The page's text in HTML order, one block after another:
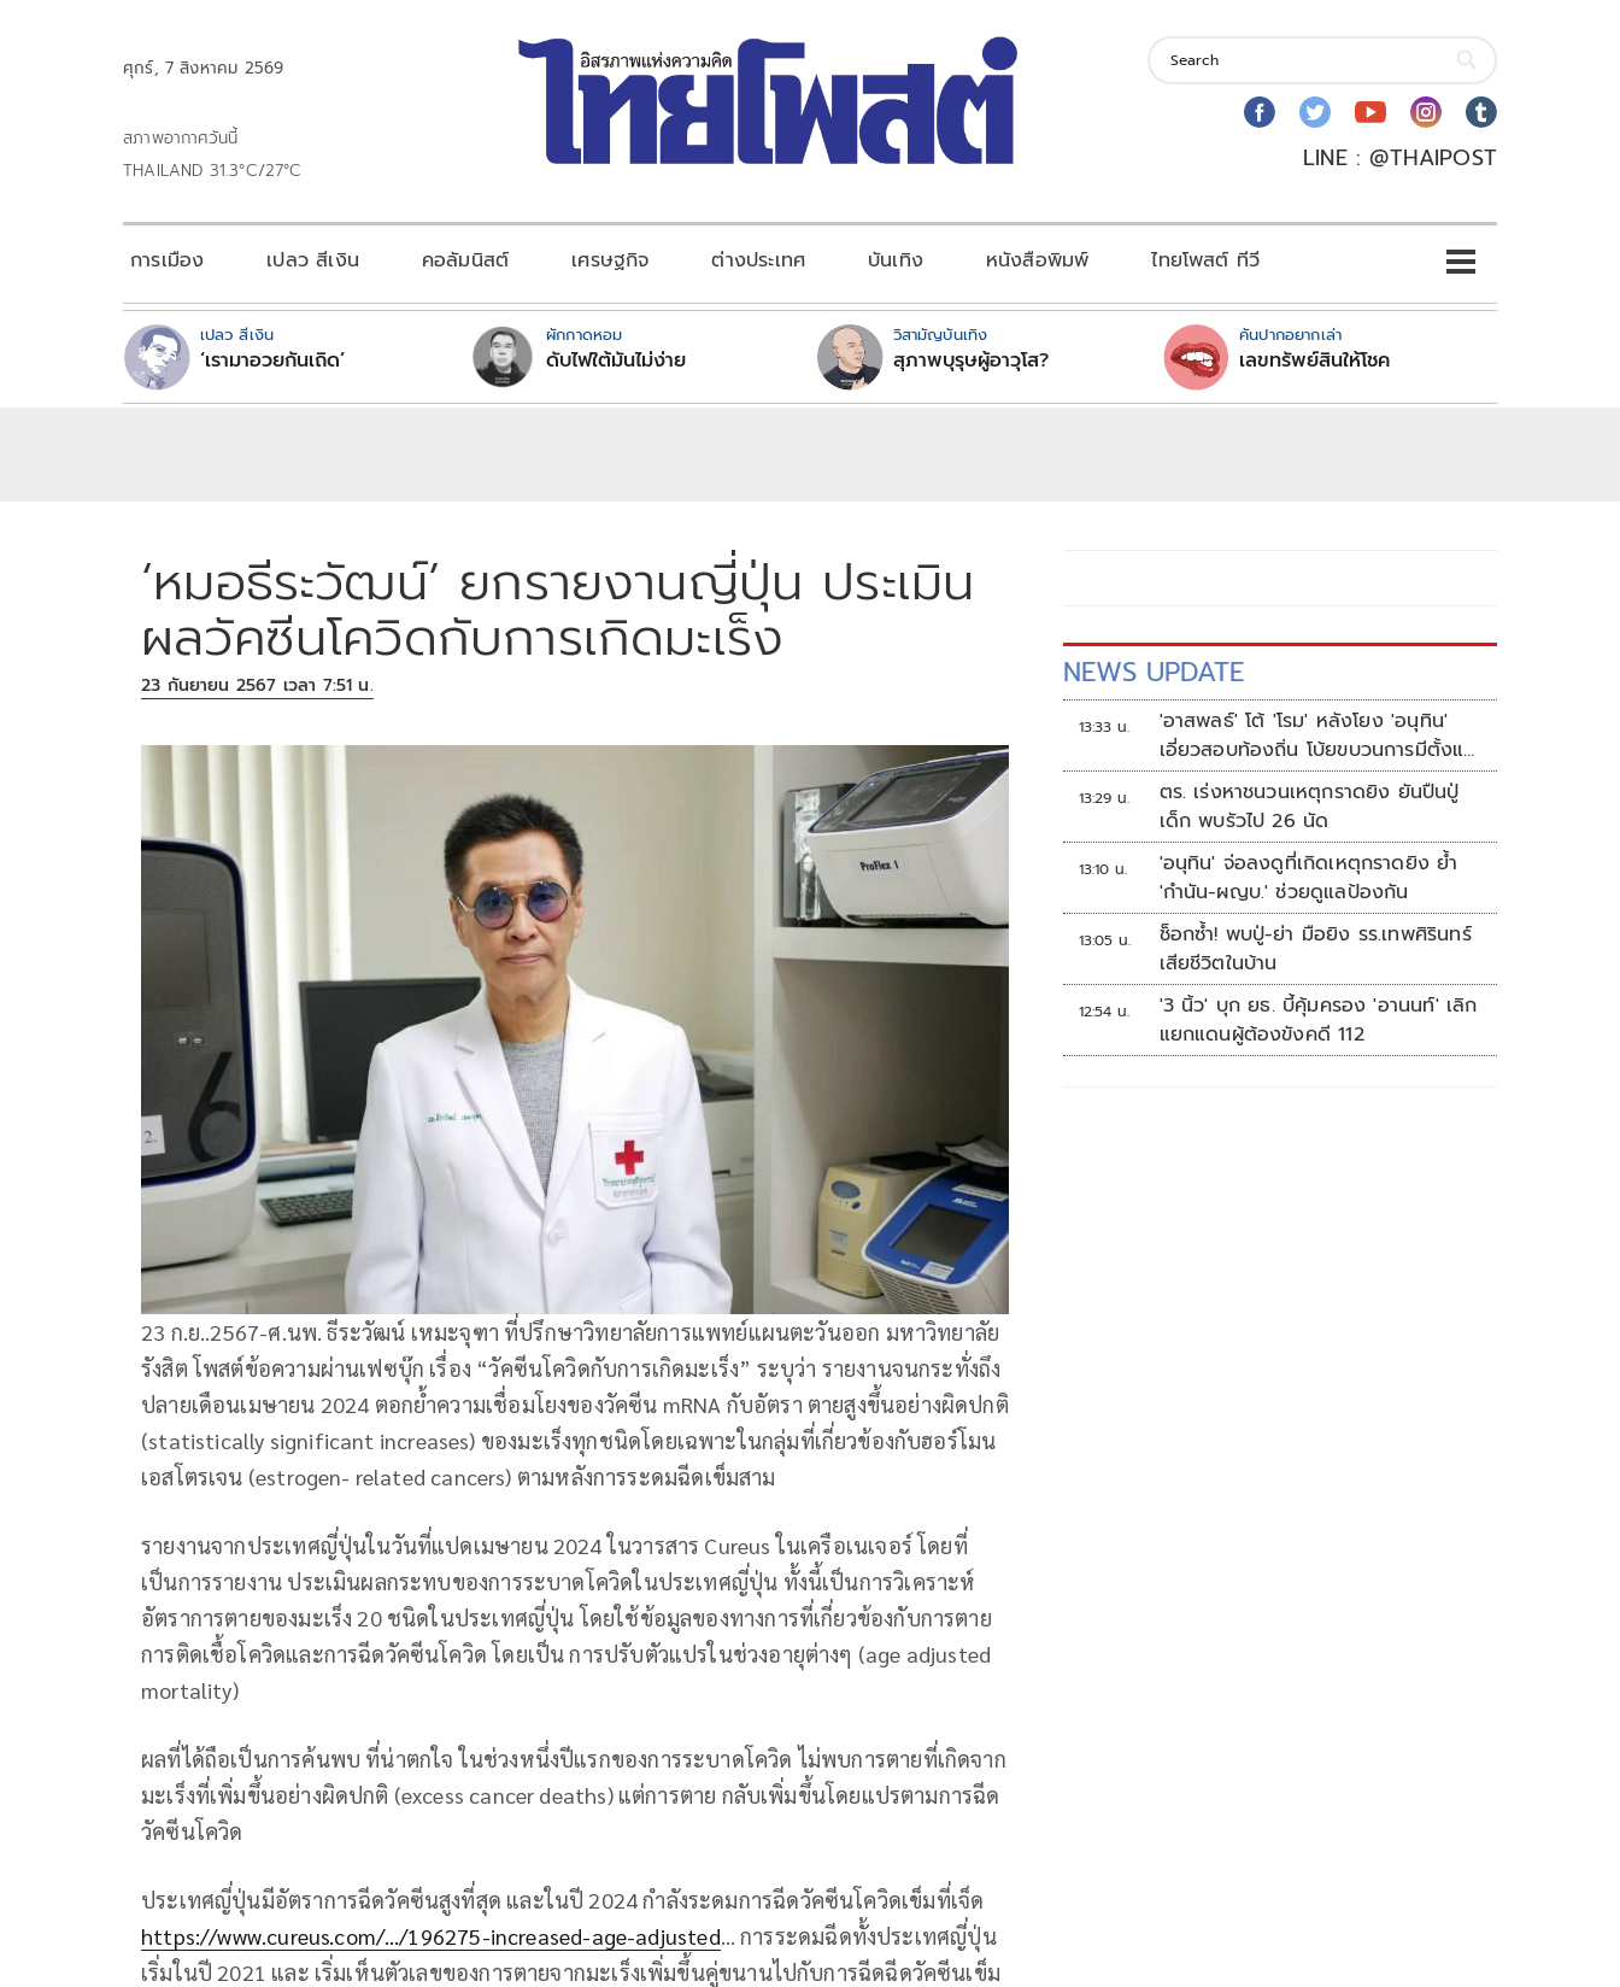
ศุกร์, 7 สิงหาคม 2569
สภาพอากาศวันนี้
THAILAND 31.3°C/27°C
LINE : @THAIPOST
การเมือง เปลว สีเงิน คอลัมนิสต์ เศรษฐกิจ ต่างประเทศ บันเทิง หนังสือพิมพ์ ไทยโพสต์ ทีวี
เปลว สีเงิน
‘เรามาอวยกันเถิด’
ผักกาดหอม
ดับไฟใต้มันไม่ง่าย
วิสามัญบันเทิง
สุภาพบุรุษผู้อาวุโส?
คันปากอยากเล่า
เลขทรัพย์สินให้โชค
‘หมอธีระวัฒน์’ ยกรายงานญี่ปุ่น ประเมิน
ผลวัคซีนโควิดกับการเกิดมะเร็ง
23 กันยายน 2567 เวลา 7:51 น.
23 ก.ย..2567-ศ.นพ. ธีระวัฒน์ เหมะจุฑา ที่ปรึกษาวิทยาลัยการแพทย์แผนตะวันออก มหาวิทยาลัย
รังสิต โพสต์ข้อความผ่านเฟซบุ๊ก เรื่อง “วัคซีนโควิดกับการเกิดมะเร็ง” ระบุว่า รายงานจนกระทั่งถึง
ปลายเดือนเมษายน 2024 ตอกย้ำความเชื่อมโยงของวัคซีน mRNA กับอัตรา ตายสูงขึ้นอย่างผิดปกติ
(statistically significant increases) ของมะเร็งทุกชนิดโดยเฉพาะในกลุ่มที่เกี่ยวข้องกับฮอร์โมน
เอสโตรเจน (estrogen- related cancers) ตามหลังการระดมฉีดเข็มสาม
รายงานจากประเทศญี่ปุ่นในวันที่แปดเมษายน 2024 ในวารสาร Cureus ในเครือเนเจอร์ โดยที่
เป็นการรายงาน ประเมินผลกระทบของการระบาดโควิดในประเทศญี่ปุ่น ทั้งนี้เป็นการวิเคราะห์
อัตราการตายของมะเร็ง 20 ชนิดในประเทศญี่ปุ่น โดยใช้ข้อมูลของทางการที่เกี่ยวข้องกับการตาย
การติดเชื้อโควิดและการฉีดวัคซีนโควิด โดยเป็น การปรับตัวแปรในช่วงอายุต่างๆ (age adjusted
mortality)
ผลที่ได้ถือเป็นการค้นพบ ที่น่าตกใจ ในช่วงหนึ่งปีแรกของการระบาดโควิด ไม่พบการตายที่เกิดจาก
มะเร็งที่เพิ่มขึ้นอย่างผิดปกติ (excess cancer deaths) แต่การตาย กลับเพิ่มขึ้นโดยแปรตามการฉีด
วัคซีนโควิด
ประเทศญี่ปุ่นมีอัตราการฉีดวัคซีนสูงที่สุด และในปี 2024 กำลังระดมการฉีดวัคซีนโควิดเข็มที่เจ็ด
https://www.cureus.com/…/196275-increased-age-adjusted… การระดมฉีดทั้งประเทศญี่ปุ่น
เริ่มในปี 2021 และ เริ่มเห็นตัวเลขของการตายจากมะเร็งเพิ่มขึ้นคู่ขนานไปกับการฉีดฉีดวัคซีนเข็ม
NEWS UPDATE
13:33 น.
'อาสพลธ์' โต้ 'โรม' หลังโยง 'อนุทิน'
เอี่ยวสอบท้องถิ่น โบ้ยขบวนการมีตั้งแต่
ปี 62-64
13:29 น.
ตร. เร่งหาชนวนเหตุกราดยิง ยันปืนปู่
เด็ก พบรัวไป 26 นัด
13:10 น.
'อนุทิน' จ่อลงดูที่เกิดเหตุกราดยิง ย้ำ
'กำนัน-ผญบ.' ช่วยดูแลป้องกัน
13:05 น.
ช็อกซ้ำ! พบปู่-ย่า มือยิง รร.เทพศิรินทร์
เสียชีวิตในบ้าน
12:54 น.
'3 นิ้ว' บุก ยธ. บี้คุ้มครอง 'อานนท์' เลิก
แยกแดนผู้ต้องขังคดี 112